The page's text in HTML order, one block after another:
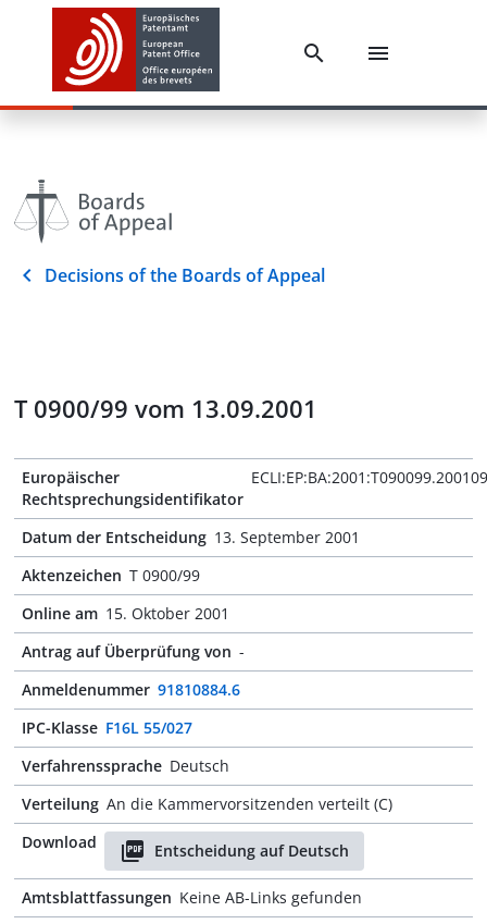
Decisions of the Boards of Appeal
T 0900/99 vom 13.09.2001
Europäischer
Rechtsprechungsidentifikator
Datum der Entscheidung 13. September 2001
Aktenzeichen T 0900/99
Online am 15. Oktober 2001
Antrag auf Überprüfung von -
Anmeldenummer 91810884.6
IPC-Klasse F16L 55/027
Verfahrenssprache Deutsch
Verteilung An die Kammervorsitzenden verteilt (C)
Download
Entscheidung auf Deutsch
Amtsblattfassungen Keine AB-Links gefunden